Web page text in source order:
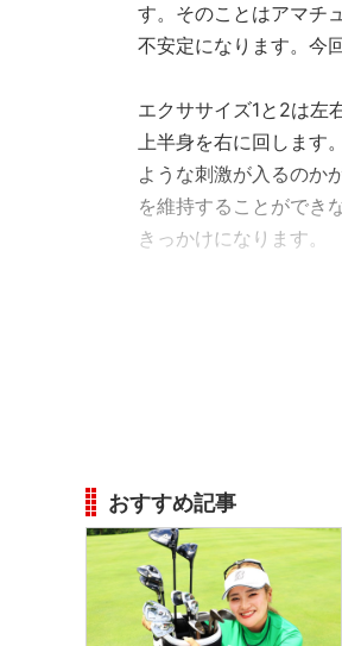
す。そのことはアマチ
不安定になります。今
エクササイズ1と2は左
上半身を右に回します
ような刺激が入るのか
を維持することができ
きっかけになります。
おすすめ記事